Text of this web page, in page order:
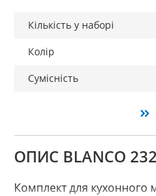
Кількість у наборі
Колір
Сумісність
ОПИС BLANCO
Комплект для кухонного